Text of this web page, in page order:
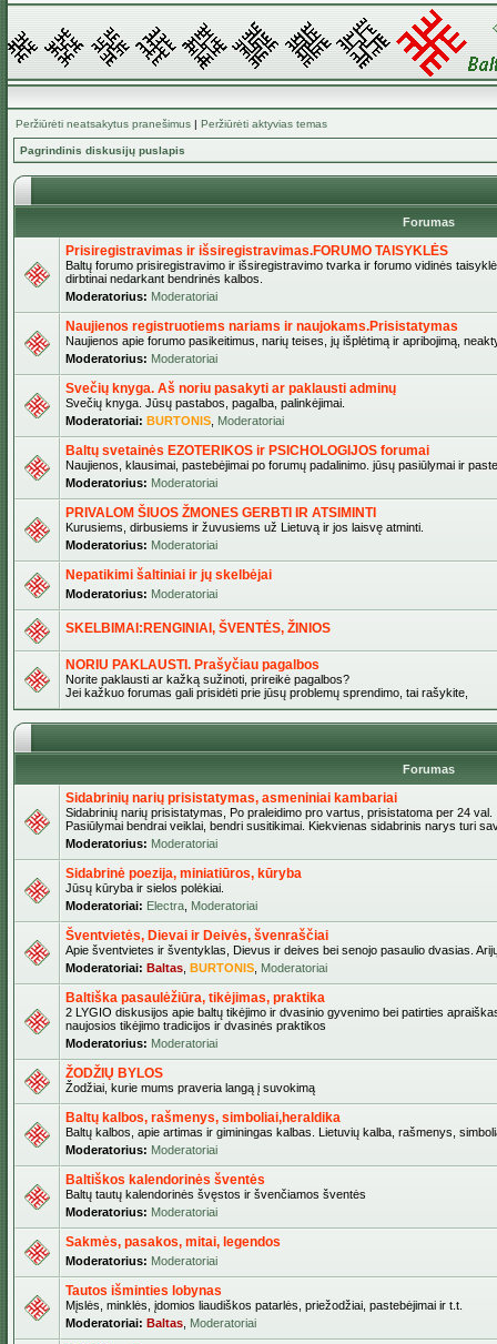
Peržiūrėti neatsakytus pranešimus | Peržiūrėti aktyvias temas
Pagrindinis diskusijų puslapis
Forumas
Prisiregistravimas ir išsiregistravimas.FORUMO TAISYKLĖS
Baltų forumo prisiregistravimo ir išsiregistravimo tvarka ir forumo vidinės
dirbtinai nedarkant bendrinės kalbos.
Moderatorius: Moderatoriai
Naujienos registruotiems nariams ir naujokams.Prisistatymas
Naujienos apie forumo pasikeitimus, narių teises, jų išplėtimą ir apribojimą,
Moderatorius: Moderatoriai
Svečių knyga. Aš noriu pasakyti ar paklausti adminų
Svečių knyga. Jūsų pastabos, pagalba, palinkėjimai.
Moderatoriai: BURTONIS Moderatoriai
Baltų svetainės EZOTERIKOS ir PSICHOLOGIJOS forumai
Naujienos, klausimai, pastebėjimai po forumų padalinimo. jūsų pasiūlymai ir
Moderatorius: Moderatoriai
PRIVALOM ŠIUOS ŽMONES GERBTI IR ATSIMINTI
Kurusiems, dirbusiems ir žuvusiems už Lietuvą ir jos laisvę atminti.
Moderatorius: Moderatoriai
Nepatikimi šaltiniai ir jų skelbėjai
Moderatorius: Moderatoriai
SKELBIMAI:RENGINIAI, ŠVENTĖS, ŽINIOS
NORIU PAKLAUSTI. Prašyčiau pagalbos
Norite paklausti ar kažką sužinoti, prireikė pagalbos?
Jei kažkuo forumas gali prisidėti prie jūsų problemų sprendimo, tai rašykite,
Forumas
Sidabrinių narių prisistatymas, asmeniniai kambariai
Sidabrinių narių prisistatymas, Po praleidimo pro vartus, prisistatoma per 24 val.
Pasiūlymai bendrai veiklai, bendri susitikimai. Kiekvienas sidabrinis narys turi
Moderatorius: Moderatoriai
Sidabrinė poezija, miniatiūros, kūryba
Jūsų kūryba ir sielos polėkiai.
Moderatoriai: Electra Moderatoriai
Šventvietės, Dievai ir Deivės, švenraščiai
Apie šventvietes ir šventyklas, Dievus ir deives bei senojo pasaulio dvasias.
Moderatoriai: Baltas BURTONIS Moderatoriai
Baltiška pasaulėžiūra, tikėjimas, praktika
2 LYGIO diskusijos apie baltų tikėjimo ir dvasinio gyvenimo bei patirties
naujosios tikėjimo tradicijos ir dvasinės praktikos
Moderatorius: Moderatoriai
ŽODŽIŲ BYLOS
Žodžiai, kurie mums praveria langą į suvokimą
Baltų kalbos, rašmenys, simboliai,heraldika
Baltų kalbos, apie artimas ir giminingas kalbas. Lietuvių kalba, rašmenys,
Moderatorius: Moderatoriai
Baltiškos kalendorinės šventės
Baltų tautų kalendorinės švęstos ir švenčiamos šventės
Moderatorius: Moderatoriai
Sakmės, pasakos, mitai, legendos
Moderatorius: Moderatoriai
Tautos išminties lobynas
Mįslės, minklės, įdomios liaudiškos patarlės, priežodžiai, pastebėjimai ir t.t.
Moderatoriai: Baltas Moderatoriai